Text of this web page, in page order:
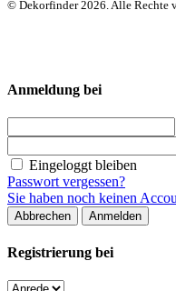
© Dekorfinder 2026. Alle Rechte
Anmeldung bei
Eingeloggt bleiben
Passwort vergessen?
Sie haben noch keinen
Abbrechen Anmelden
Registrierung bei